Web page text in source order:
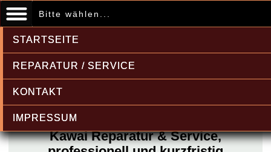
Bitte wählen...
STARTSEITE
REPARATUR / SERVICE
KONTAKT
IMPRESSUM
Kawai Reparatur & Service,